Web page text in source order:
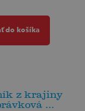
do košíka
z krajiny
...